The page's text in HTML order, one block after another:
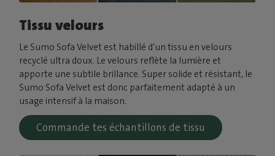
Tissu velours
Le Sumo Sofa Velvet est habillé d’un tissu en velours
recyclé ultra doux. Le velours reflète la lumière et
apporte une subtile brillance. Super solide et résistant, le
Sumo Sofa Velvet est donc parfaitement adapté à un
usage intensif à la maison.
Commande tes échantillons de tissu